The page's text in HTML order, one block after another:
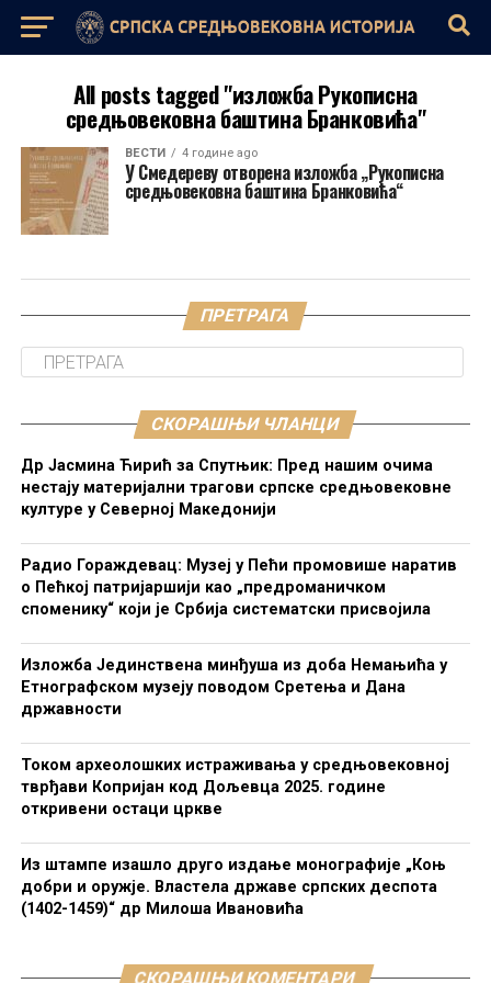
All posts tagged "изложба Рукописна
средњовековна баштина Бранковића"
ВЕСТИ 4 године ago
У Смедереву отворена изложба „Рукописна
средњовековна баштина Бранковића“
ПРЕТРАГА
СКОРАШЊИ ЧЛАНЦИ
Др Јасмина Ћирић за Спутњик: Пред нашим очима
нестају материјални трагови српске средњовековне
културе у Северној Македонији
Радио Гораждевац: Музеј у Пећи промовише наратив
о Пећкој патријаршији као „предроманичком
споменику“ који је Србија систематски присвојила
Изложба Јединствена минђуша из доба Немањића у
Етнографском музеју поводом Сретења и Дана
државности
Током археолошких истраживања у средњовековној
тврђави Копријан код Дољевца 2025. године
откривени остаци цркве
Из штампе изашло друго издање монографије „Коњ
добри и оружје. Властела државе српских деспота
(1402-1459)“ др Милоша Ивановића
СКОРАШЊИ КОМЕНТАРИ